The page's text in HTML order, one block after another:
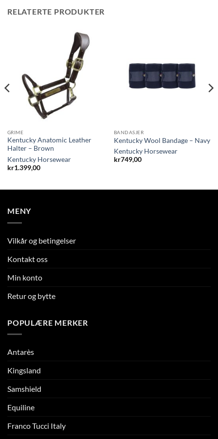
RELATERTE PRODUKTER
GRIME
Kentucky Anatomic Leather
Halter – Brown
Kentucky Horsewear
kr1.399,00
BANDASJER
Kentucky Wool Bandage – Navy
Kentucky Horsewear
kr749,00
MENY
Vilkår og betingelser
Kontakt oss
Min konto
Retur og bytte
POPULÆRE MERKER
Antarès
Kingsland
Samshield
Equiline
Franco Tucci Italy